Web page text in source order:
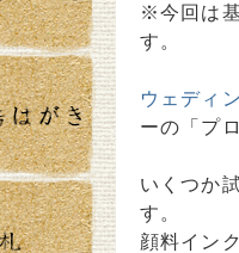
※今回は
す。
ウェディ
ーの「プ
いくつか
す。
顔料イン